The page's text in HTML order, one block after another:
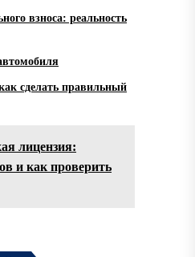
взноса: реальность
сделать правильный
лицензия:
и как проверить